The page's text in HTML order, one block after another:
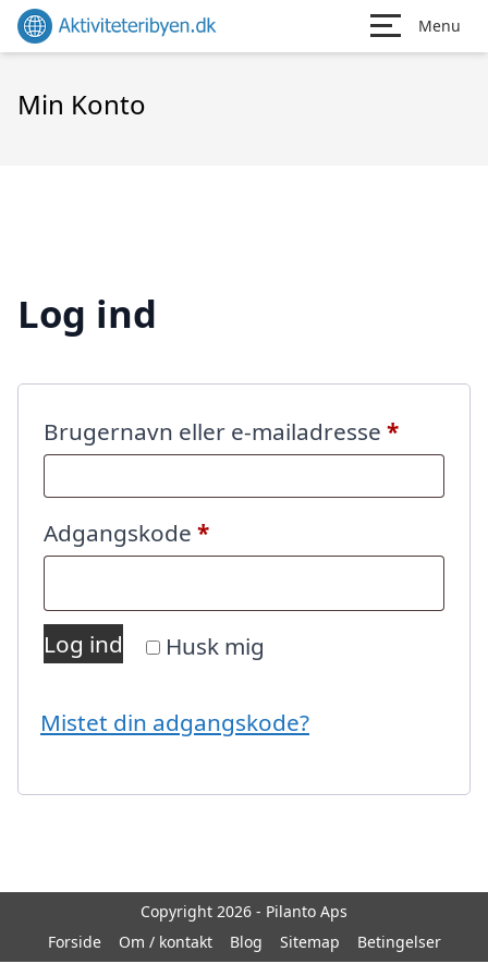
Menu
Min Konto
Log ind
Brugernavn eller e-mailadresse *
Adgangskode *Påkrævet
Husk mig
Log ind
Mistet din adgangskode?
Copyright 2026 - Pilanto Aps
Forside
Om / kontakt Blog Sitemap Betingelser